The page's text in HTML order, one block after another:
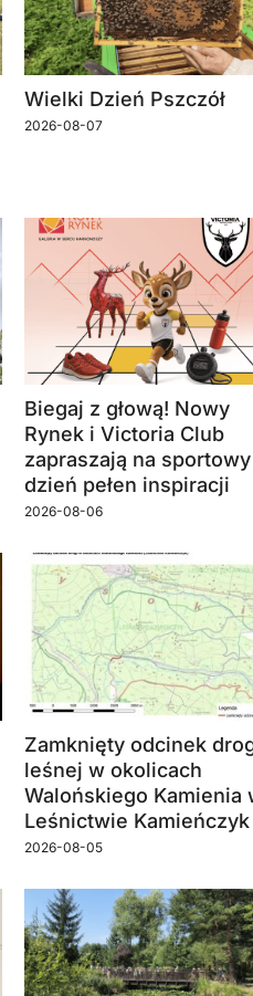
Wielki Dzień Pszczół
2026-08-07
Biegaj z głową! Nowy
Rynek i Victoria Club
zapraszają na sportowy
dzień pełen inspiracji
2026-08-06
Zamknięty odcinek
leśnej w okolicach
Walońskiego Kamienia
Leśnictwie Kamieńczyk
2026-08-05